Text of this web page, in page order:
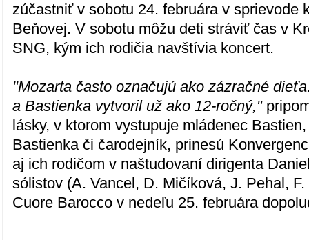
zúčastniť v sobotu 24. februára v sprievode
Beňovej. V sobotu môžu deti stráviť čas v
SNG, kým ich rodičia navštívia koncert.
"Mozarta často označujú ako zázračné
a Bastienka vytvoril už ako 12-ročný,"
lásky, v ktorom vystupuje mládenec
Bastienka či čarodejník, prinesú
aj ich rodičom v naštudovaní dirigenta
sólistov (A. Vancel, D. Mičíková, J. Pehal,
Cuore Barocco v nedeľu 25. februára